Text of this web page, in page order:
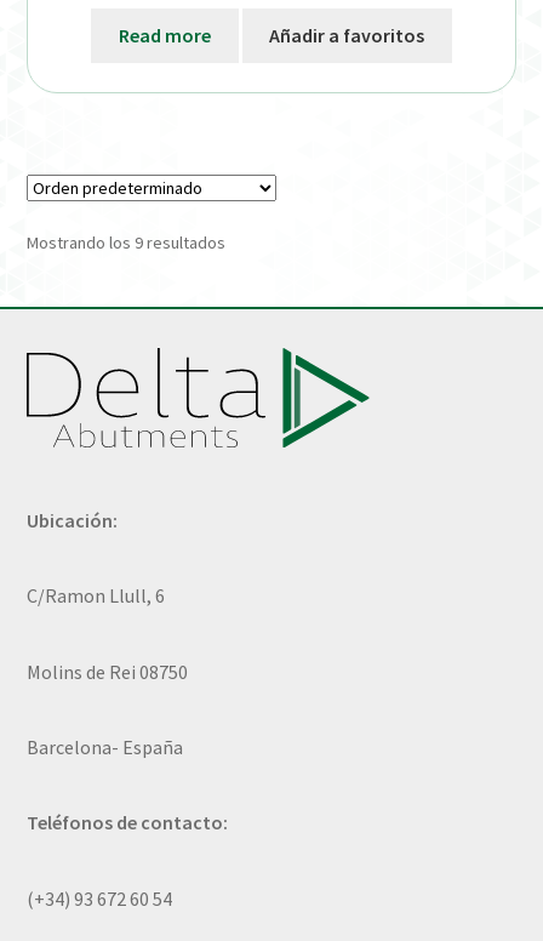
Read more Añadir a favoritos
Mostrando los 9 resultados
Ubicación:
C/Ramon Llull, 6
Molins de Rei 08750
Barcelona- España
Teléfonos de contacto:
(+34) 93 672 60 54